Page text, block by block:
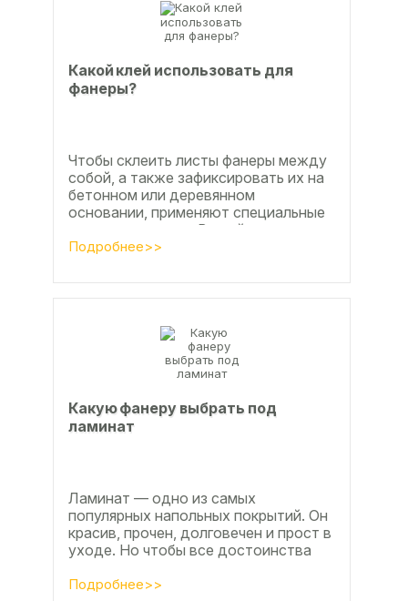
Какой клей использовать для
фанеры?
Чтобы склеить листы фанеры между
собой, а также зафиксировать их на
бетонном или деревянном
основании, применяют специальные
клеевые составы. В этой статье
расскажем, какой клей...
Подробнее>>
Какую фанеру выбрать под
ламинат
Ламинат — одно из самых
популярных напольных покрытий. Он
красив, прочен, долговечен и прост в
уходе. Но чтобы все достоинства
раскрылись, важно...
Подробнее>>